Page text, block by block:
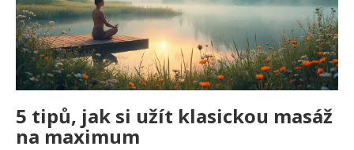
5 tipů, jak si užít klasickou masáž
na maximum